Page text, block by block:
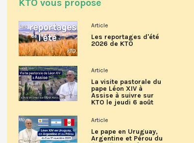
KTO vous propose
Article
Les reportages d'été
2026 de KTO
Article
La visite pastorale du
pape Léon XIV à
Assise à suivre sur
KTO le jeudi 6 août
Article
Le pape en Uruguay,
Argentine et Pérou du